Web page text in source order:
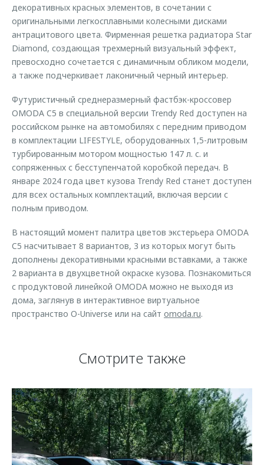
декоративных красных элементов, в сочетании с
оригинальными легкосплавными колесными дисками
антрацитового цвета. Фирменная решетка радиатора Star
Diamond, создающая трехмерный визуальный эффект,
превосходно сочетается с динамичным обликом модели,
а также подчеркивает лаконичный черный интерьер.
Футуристичный среднеразмерный фастбэк-кроссовер
OMODA C5 в специальной версии Trendy Red доступен на
российском рынке на автомобилях с передним приводом
в комплектации LIFESTYLE, оборудованных 1,5-литровым
турбированным мотором мощностью 147 л. с. и
сопряженных с бесступенчатой коробкой передач. В
январе 2024 года цвет кузова Trendy Red станет доступен
для всех остальных комплектаций, включая версии с
полным приводом.
В настоящий момент палитра цветов экстерьера OMODA
C5 насчитывает 8 вариантов, 3 из которых могут быть
дополнены декоративными красными вставками, а также
2 варианта в двухцветной окраске кузова. Познакомиться
с продуктовой линейкой OMODA можно не выходя из
дома, заглянув в интерактивное виртуальное
пространство O-Universe или на сайт omoda.ru.
Смотрите также